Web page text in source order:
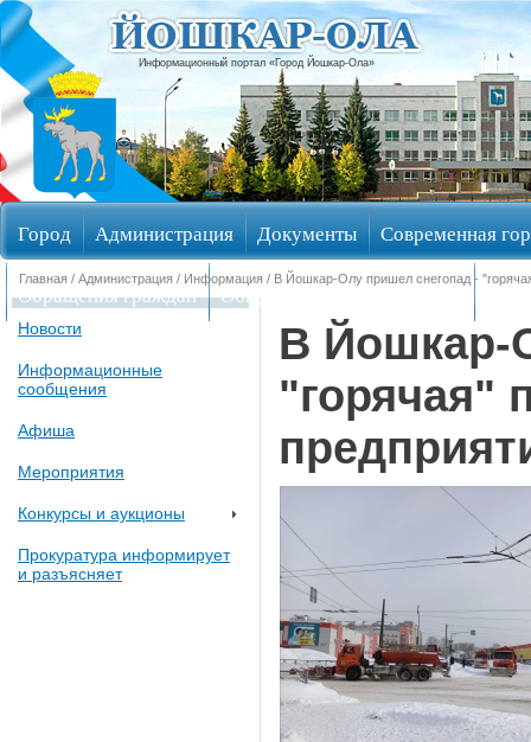
Информационный портал «Город Йошкар-Ола»
Город Администрация Документы Современная
Обращения граждан Общественные обсуждения
Главная / Администрация / Информация / В Йошкар-Олу пришел снегопад -
Новости
Информационные
сообщения
Афиша
Мероприятия
Конкурсы и аукционы
Прокуратура информирует
и разъясняет
В Йошкар-
"горячая"